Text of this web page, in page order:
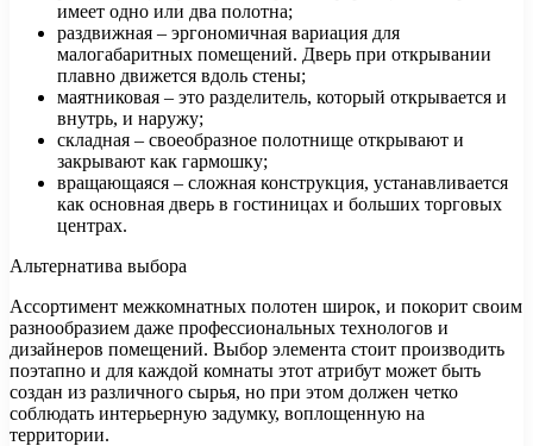
имеет одно или два полотна;
раздвижная – эргономичная вариация для
малогабаритных помещений. Дверь при открывании
плавно движется вдоль стены;
маятниковая – это разделитель, который открывается и
внутрь, и наружу;
складная – своеобразное полотнище открывают и
закрывают как гармошку;
вращающаяся – сложная конструкция, устанавливается
как основная дверь в гостиницах и больших торговых
центрах.
Альтернатива выбора
Ассортимент межкомнатных полотен широк, и покорит своим
разнообразием даже профессиональных технологов и
дизайнеров помещений. Выбор элемента стоит производить
поэтапно и для каждой комнаты этот атрибут может быть
создан из различного сырья, но при этом должен четко
соблюдать интерьерную задумку, воплощенную на
территории.